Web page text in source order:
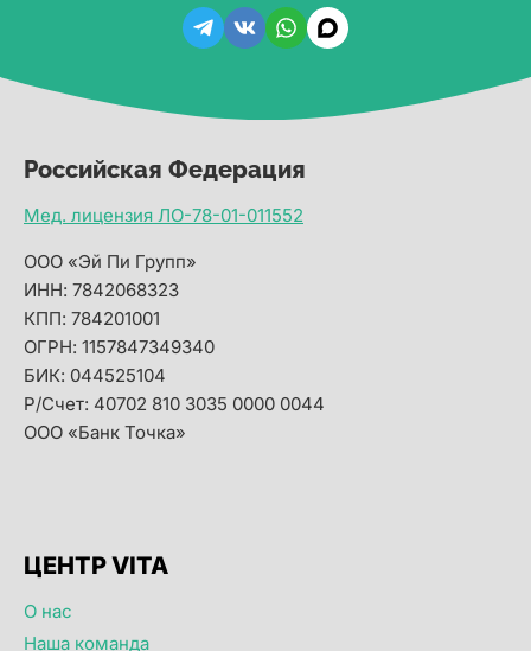
Российская Федерация
Мед. лицензия ЛО-78-01-011552
ООО «Эй Пи Групп»
ИНН: 7842068323
КПП: 784201001
ОГРН: 1157847349340
БИК: 044525104
Р/Счет: 40702 810 3035 0000 0044
ООО «Банк Точка»
ЦЕНТР VITA
О нас
Наша команда